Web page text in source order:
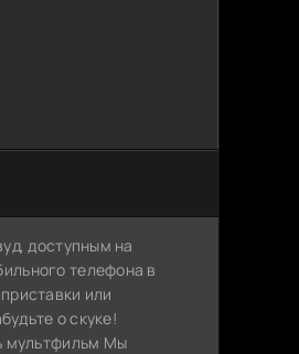
доступным на
телефона в
или
о скуке!
мультфильм Мы